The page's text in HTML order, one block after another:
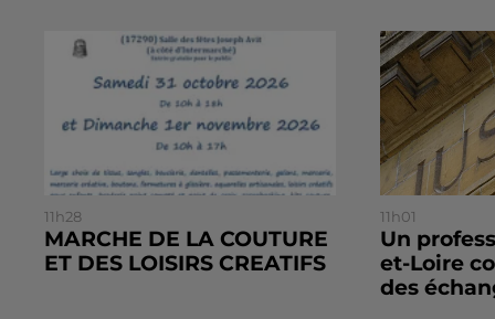
11h28
MARCHE DE LA COUTURE
ET DES LOISIRS CREATIFS
11h01
Un
et-Loire
des